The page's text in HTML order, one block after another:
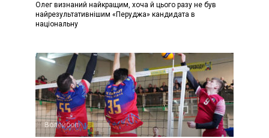
Олег визнаний найкращим, хоча й цього разу не був
найрезультативнішим «Перуджа» кандидата в
національну
Волейбол